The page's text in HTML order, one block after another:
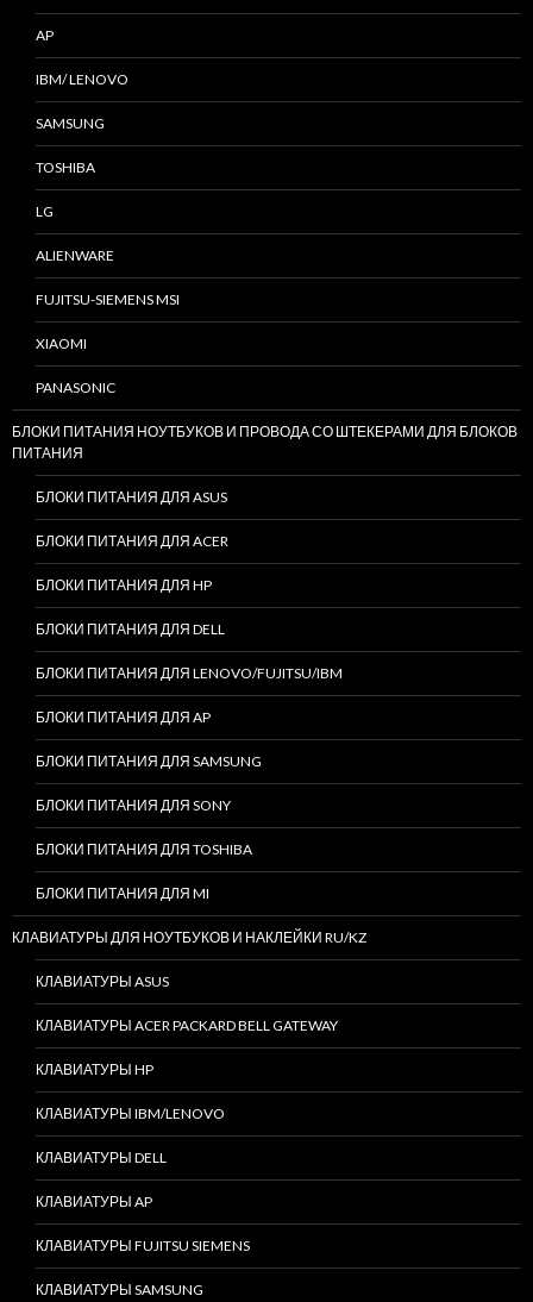
AP
IBM/ LENOVO
SAMSUNG
TOSHIBA
LG
ALIENWARE
FUJITSU-SIEMENS MSI
XIAOMI
PANASONIC
БЛОКИ ПИТАНИЯ НОУТБУКОВ И ПРОВОДА СО ШТЕКЕРАМИ ДЛЯ БЛОКОВ
ПИТАНИЯ
БЛОКИ ПИТАНИЯ ДЛЯ ASUS
БЛОКИ ПИТАНИЯ ДЛЯ ACER
БЛОКИ ПИТАНИЯ ДЛЯ HP
БЛОКИ ПИТАНИЯ ДЛЯ DELL
БЛОКИ ПИТАНИЯ ДЛЯ LENOVO/FUJITSU/IBM
БЛОКИ ПИТАНИЯ ДЛЯ AP
БЛОКИ ПИТАНИЯ ДЛЯ SAMSUNG
БЛОКИ ПИТАНИЯ ДЛЯ SONY
БЛОКИ ПИТАНИЯ ДЛЯ TOSHIBA
БЛОКИ ПИТАНИЯ ДЛЯ MI
КЛАВИАТУРЫ ДЛЯ НОУТБУКОВ И НАКЛЕЙКИ RU/KZ
КЛАВИАТУРЫ ASUS
КЛАВИАТУРЫ ACER PACKARD BELL GATEWAY
КЛАВИАТУРЫ HP
КЛАВИАТУРЫ IBM/LENOVO
КЛАВИАТУРЫ DELL
КЛАВИАТУРЫ AP
КЛАВИАТУРЫ FUJITSU SIEMENS
КЛАВИАТУРЫ SAMSUNG